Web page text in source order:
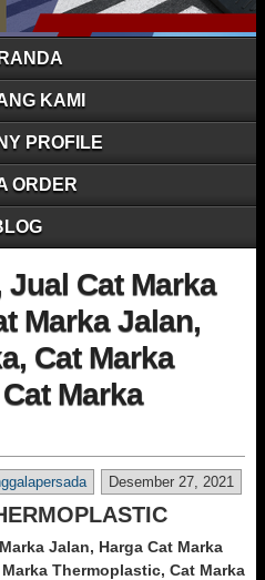
KAMI
PROFILE
ORDER
Cat Marka
Marka Jalan,
Cat Marka
Marka
Desember 27, 2021
Jalan, Harga Cat Marka
Thermoplastic, Cat Marka